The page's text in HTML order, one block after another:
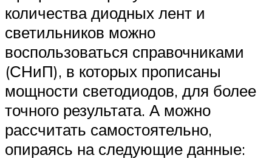
количества диодных лент и
светильников можно
воспользоваться справочниками
(СНиП), в которых прописаны
мощности светодиодов, для более
точного результата. А можно
рассчитать самостоятельно,
опираясь на следующие данные: